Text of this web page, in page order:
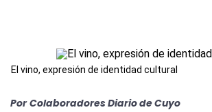
El vino, expresión de identidad cultural
Por Colaboradores Diario de Cuyo